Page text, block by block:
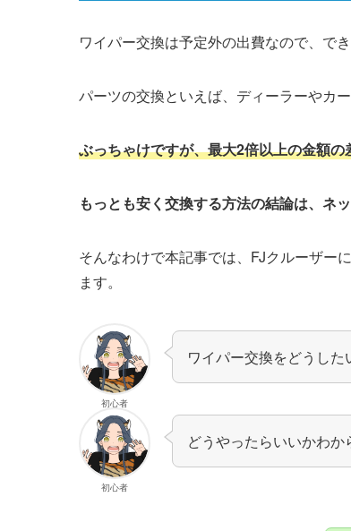
ワイパー交換は予定外の出費なので、で
パーツの交換といえば、ディーラーやカ
ぶっちゃけですが、最大2倍以上の金額
もっとも安く交換する方法の結論は、ネ
そんなわけで本記事では、 FJクルーザー
ます。
初心者
ワイパー交換をどうし
初心者
どうやったらいいかわか